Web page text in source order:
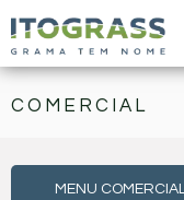
COMERCIAL
MENU